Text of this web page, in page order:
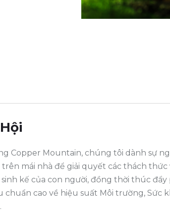
Copper Mountain, chúng tôi dành sự
mái nhà để giải quyết các thách thức
sinh kế của con người, đồng thời thúc
cao về hiệu suất Môi trường, Sức